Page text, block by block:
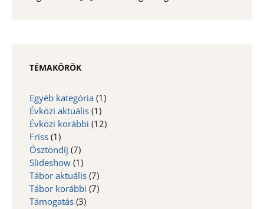
TÉMAKÖRÖK
Egyéb kategória (1)
Évközi aktuális (1)
Évközi korábbi (12)
Friss (1)
Ösztöndíj (7)
Slideshow (1)
Tábor aktuális (7)
Tábor korábbi (7)
Támogatás (3)